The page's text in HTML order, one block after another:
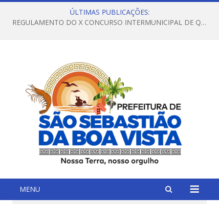
ÚLTIMAS PUBLICAÇÕES:
REGULAMENTO DO X CONCURSO INTERMUNICIPAL DE QUADRILHAS JUNINAS – 2026 – ARRAIÁ DA VENEZA
MENU